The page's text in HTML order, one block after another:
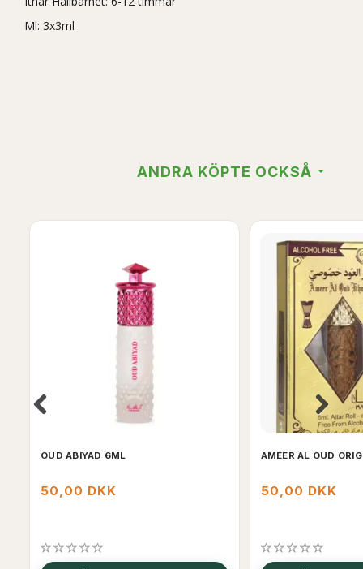
Ml: 3x3ml
ANDRA KÖPTE OCKSÅ
OUD ABIYAD 6ML
50,00 DKK
AMEER AL OUD
50,00 DKK